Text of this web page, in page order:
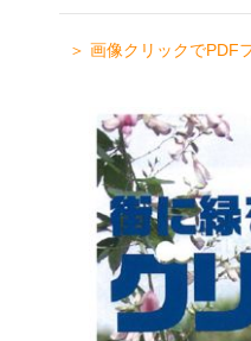
＞ 画像クリックでPDF